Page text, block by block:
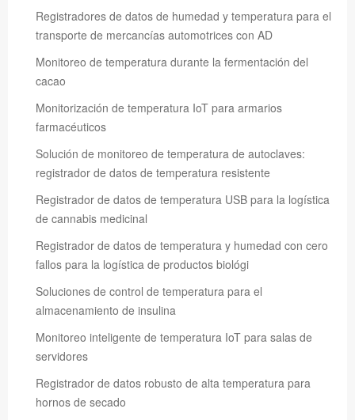
Registradores de datos de humedad y temperatura para el
transporte de mercancías automotrices con AD
Monitoreo de temperatura durante la fermentación del
cacao
Monitorización de temperatura IoT para armarios
farmacéuticos
Solución de monitoreo de temperatura de autoclaves:
registrador de datos de temperatura resistente
Registrador de datos de temperatura USB para la logística
de cannabis medicinal
Registrador de datos de temperatura y humedad con cero
fallos para la logística de productos biológi
Soluciones de control de temperatura para el
almacenamiento de insulina
Monitoreo inteligente de temperatura IoT para salas de
servidores
Registrador de datos robusto de alta temperatura para
hornos de secado